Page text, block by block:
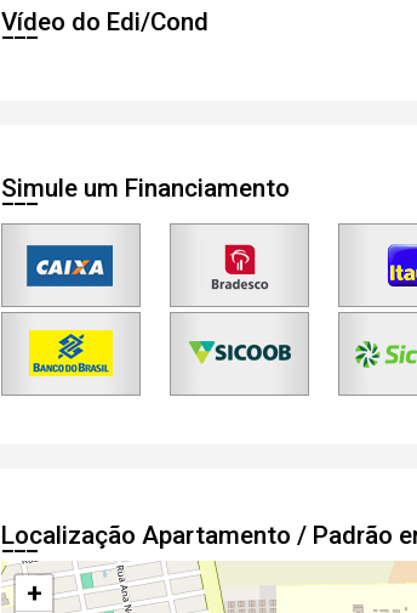
Vídeo do Edi/Cond
Simule um Financiamento
Localização Apartamento / Padrão
+